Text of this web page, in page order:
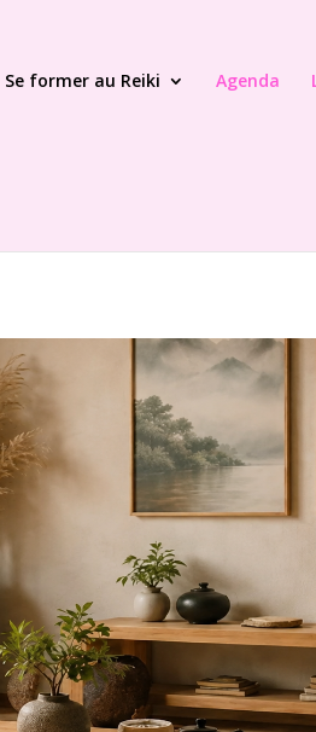
Se former au Reiki Agenda